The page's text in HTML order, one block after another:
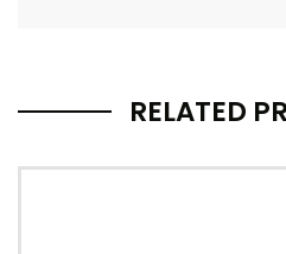
RELATED